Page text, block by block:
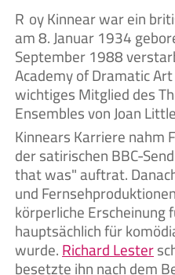
Roy Kinnear war ein britischer Schauspieler, der
am 8. Januar 1934
September 1988
Academy of Dramatic
wichtiges Mitglied des
Ensembles von Joan
Kinnears Karriere nahm
der satirischen BBC-
that was" auftrat.
und
körperliche Erscheinung
hauptsächlich für
wurde.Richard Lester
besetzte ihn nach dem